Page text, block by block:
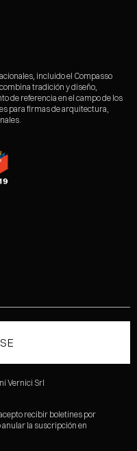
incluido el Compasso
tradición y diseño,
de referencia en el campo de los
para firmas de arquitectura,
Vernici Srl
recibir boletines por
la suscripción en